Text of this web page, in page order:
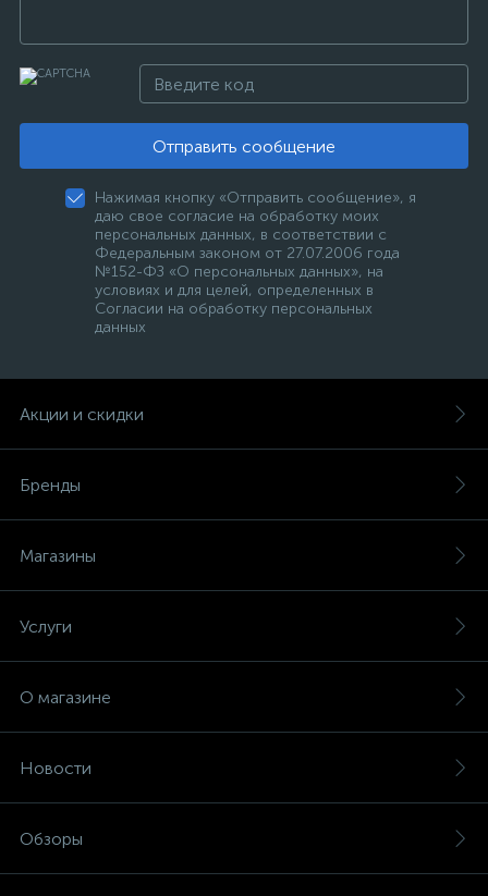
Отправить сообщение
Нажимая кнопку «Отправить сообщение», я
даю свое согласие на обработку моих
персональных данных, в соответствии с
Федеральным законом от 27.07.2006 года
№152-ФЗ «О персональных данных», на
условиях и для целей, определенных в
Согласии на обработку персональных
данных
Акции и скидки
Бренды
Магазины
Услуги
О магазине
Новости
Обзоры